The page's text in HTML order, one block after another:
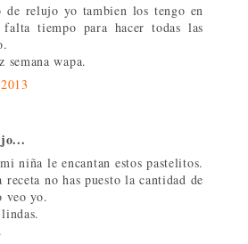
de relujo yo tambien los tengo en
falta tiempo para hacer todas las
wapa.
niña le encantan estos pastelitos.
no has puesto la cantidad de
veo yo.